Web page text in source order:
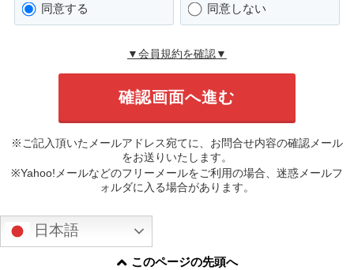
同意する 同意しない
▼会員規約を確認▼
※ご記入頂いたメールアドレス宛てに、お問合せ内容の確認メール
をお送りいたします。
※Yahoo!メールなどのフリーメールをご利用の場合、迷惑メールフ
ォルダに入る場合があります。
日本語
このページの先頭へ